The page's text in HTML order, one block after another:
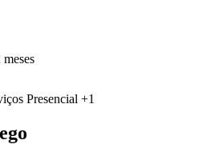
Presencial +1